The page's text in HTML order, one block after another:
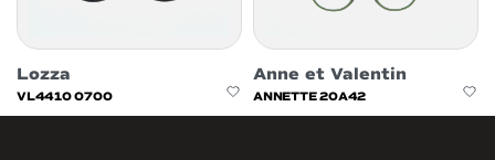
Lozza
VL4410 0700
Anne et Valentin
ANNETTE 20A42